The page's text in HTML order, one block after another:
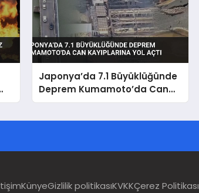
Japonya’da 7.1 Büyüklüğünde
Deprem Kumamoto’da Can
Kayıplarına Yol Açtı
KünyeGizlilik politikasıKVKKÇerez Politikası